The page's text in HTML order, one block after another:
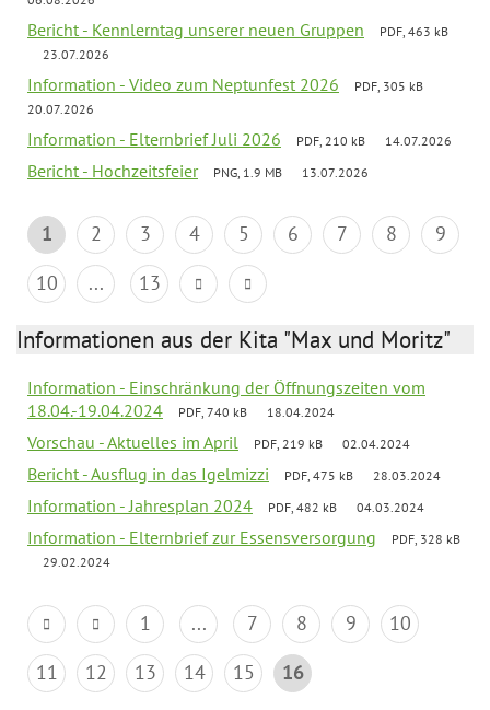
Bericht - Kennlerntag unserer neuen Gruppen
PDF, 463 kB
23.07.2026
Information - Video zum Neptunfest 2026
PDF, 305 kB
20.07.2026
Information - Elternbrief Juli 2026 PDF, 210 kB 14.07.2026
Bericht - Hochzeitsfeier PNG, 1.9 MB 13.07.2026
1 2 3 4 5 6 7 8
9
10
... 13
Informationen aus der Kita "Max und Moritz"
Information - Einschränkung der Öffnungszeiten vom
18.04.-19.04.2024
PDF, 740 kB 18.04.2024
Vorschau - Aktuelles im April PDF, 219 kB 02.04.2024
Bericht - Ausflug in das Igelmizzi PDF, 475 kB 28.03.2024
Information - Jahresplan 2024 PDF, 482 kB 04.03.2024
Information - Elternbrief zur Essensversorgung
PDF, 328 kB
29.02.2024
1 ... 7 8 9
10
11
12 13 14 15 16